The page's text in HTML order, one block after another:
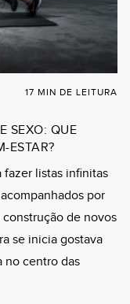
17 MIN DE LEITURA
SEXO: QUE
ESTAR?
listas infinitas
por
de novos
se inicia gostava
no centro das